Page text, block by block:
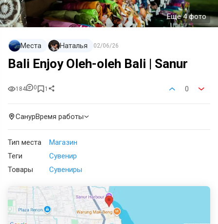
Еще 4 фото
Места Наталья 02/06/26
Bali Enjoy Oleh-oleh Bali | Sanur
184 0 1 0
СанурВремя работы
Тип места
Магазин
Теги
Сувенир
Товары
Сувениры